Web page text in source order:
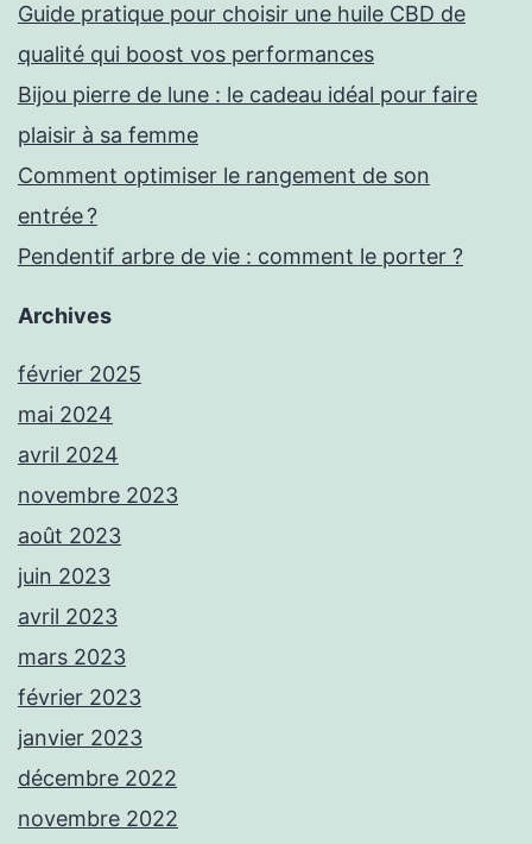
Guide pratique pour choisir une huile CBD de
qualité qui boost vos performances
Bijou pierre de lune : le cadeau idéal pour faire
plaisir à sa femme
Comment optimiser le rangement de son
entrée ?
Pendentif arbre de vie : comment le porter ?
Archives
février 2025
mai 2024
avril 2024
novembre 2023
août 2023
juin 2023
avril 2023
mars 2023
février 2023
janvier 2023
décembre 2022
novembre 2022